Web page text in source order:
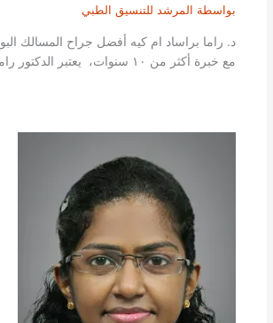
بواسطة المرشد للتنسيق الطبي
د. راما براساد ام كيه أفضل جراح المسالك
مع خبرة أكثر من ١٠ سنوات، يعتبر الدكتور راما […]